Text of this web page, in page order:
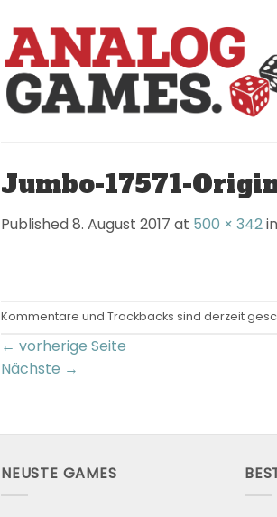
Jumbo-17571-
Published8. August 2017 at 500 × 342in
Kommentare und Trackbacks sind derzeit
← vorherige Seite
Nächste →
NEUSTE GAMES